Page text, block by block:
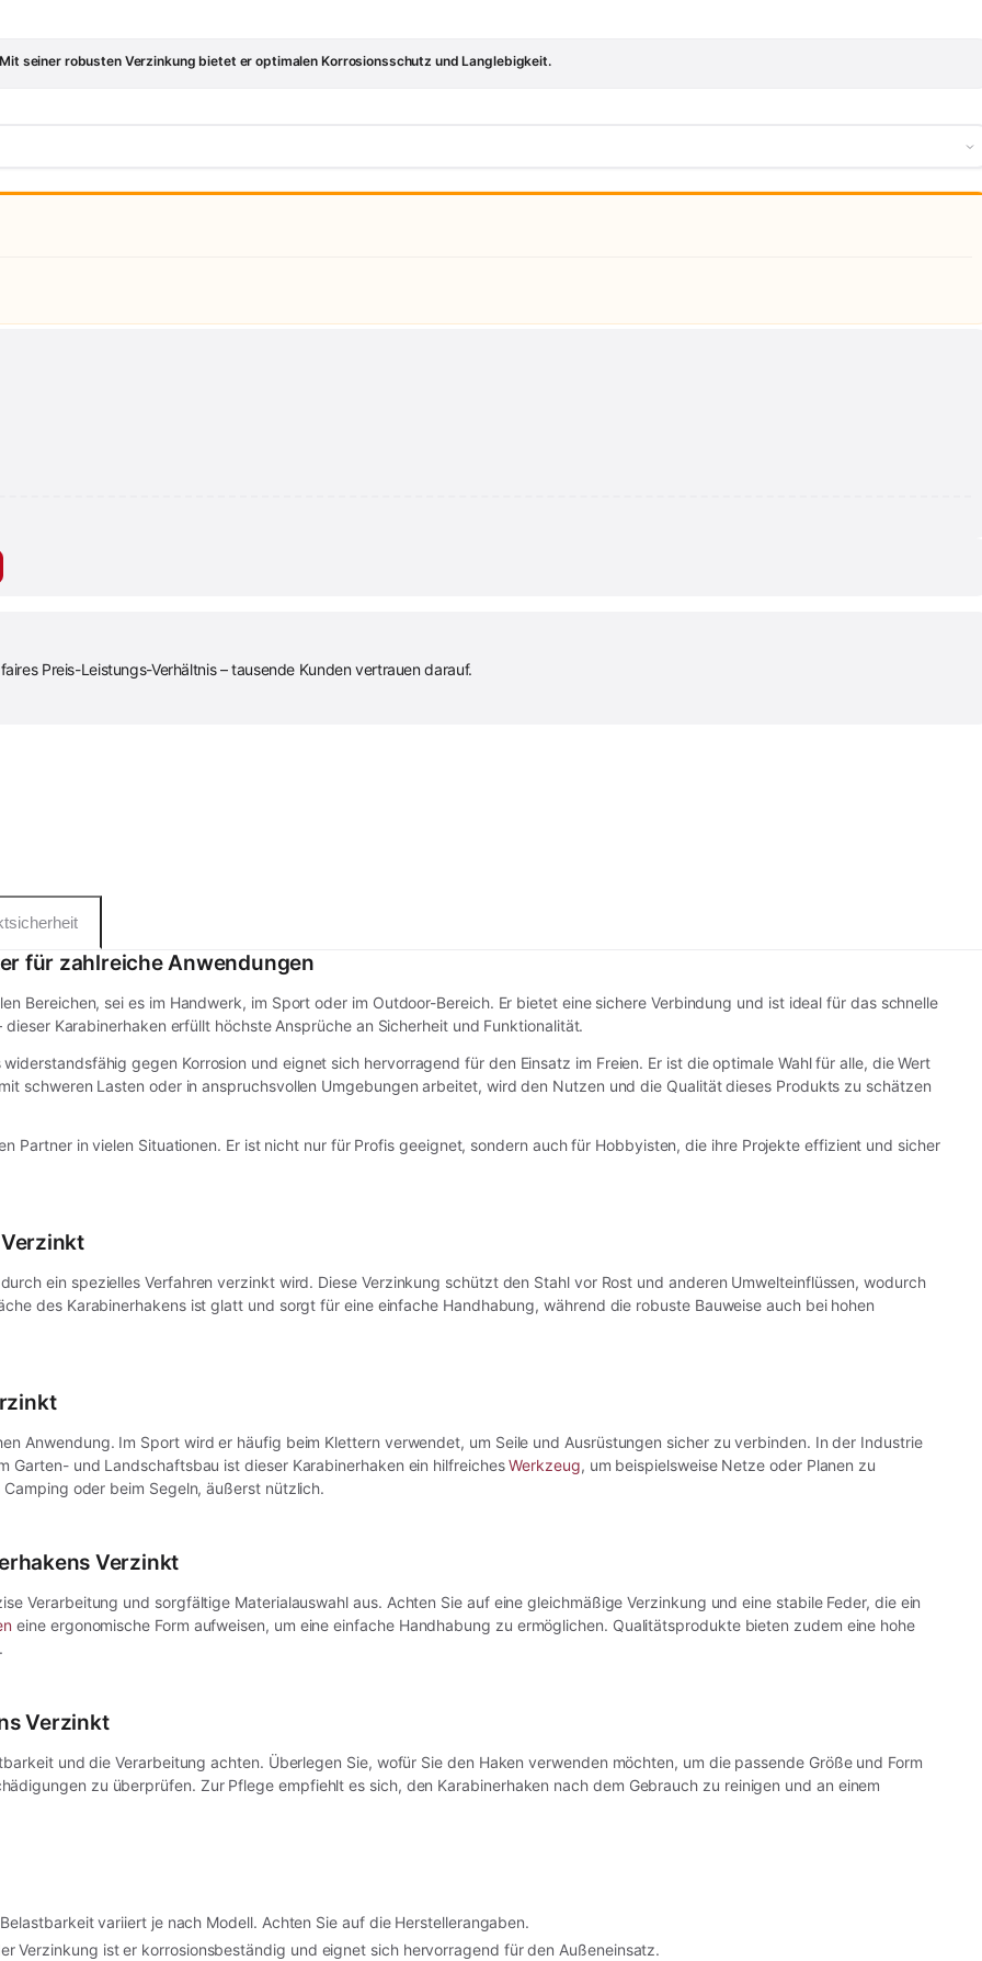
seiner robusten Verzinkung bietet er optimalen Korrosionsschutz und Langlebigkeit.
Preis-Leistungs-Verhältnis – tausende Kunden vertrauen darauf.
für zahlreiche Anwendungen
Bereichen, sei es im Handwerk, im Sport oder im Outdoor-Bereich. Er bietet eine sichere Verbindung und ist ideal für das schnelle
dieser Karabinerhaken erfüllt höchste Ansprüche an Sicherheit und Funktionalität.
widerstandsfähig gegen Korrosion und eignet sich hervorragend für den Einsatz im Freien. Er ist die optimale Wahl für alle, die Wert
schweren Lasten oder in anspruchsvollen Umgebungen arbeitet, wird den Nutzen und die Qualität dieses Produkts zu schätzen
Partner in vielen Situationen. Er ist nicht nur für Profis geeignet, sondern auch für Hobbyisten, die ihre Projekte effizient und sicher
ein spezielles Verfahren verzinkt wird. Diese Verzinkung schützt den Stahl vor Rost und anderen Umwelteinflüssen, wodurch
des Karabinerhakens ist glatt und sorgt für eine einfache Handhabung, während die robuste Bauweise auch bei hohen
Anwendung. Im Sport wird er häufig beim Klettern verwendet, um Seile und Ausrüstungen sicher zu verbinden. In der Industrie
Garten- und Landschaftsbau ist dieser Karabinerhaken ein hilfreichesWerkzeug, um beispielsweise Netze oder Planen zu
oder beim Segeln, äußerst nützlich.
Verzinkt
Verarbeitung und sorgfältige Materialauswahl aus. Achten Sie auf eine gleichmäßige Verzinkung und eine stabile Feder, die ein
eine ergonomische Form aufweisen, um eine einfache Handhabung zu ermöglichen. Qualitätsprodukte bieten zudem eine hohe
Verzinkt
und die Verarbeitung achten. Überlegen Sie, wofür Sie den Haken verwenden möchten, um die passende Größe und Form
zu überprüfen. Zur Pflege empfiehlt es sich, den Karabinerhaken nach dem Gebrauch zu reinigen und an einem
variiert je nach Modell. Achten Sie auf die Herstellerangaben.
Verzinkung ist er korrosionsbeständig und eignet sich hervorragend für den Außeneinsatz.